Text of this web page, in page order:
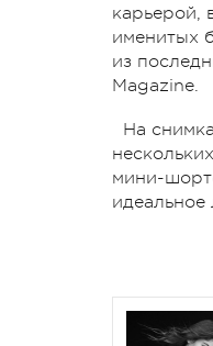
карьерой,
именитых
из
Magazine.
На
мини-